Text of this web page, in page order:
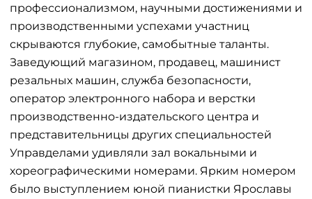
профессионализмом, научными достижениями и
производственными успехами участниц
скрываются глубокие, самобытные таланты.
Заведующий магазином, продавец, машинист
резальных машин, служба безопасности,
оператор электронного набора и верстки
производственно-издательского центра и
представительницы других специальностей
Управделами удивляли зал вокальными и
хореографическими номерами. Ярким номером
было выступлением юной пианистки Ярославы